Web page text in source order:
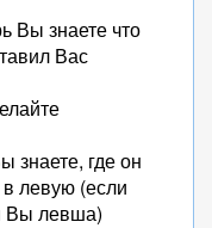
знаете что
Вас
знаете, где он
в левую (если
Вы левша)